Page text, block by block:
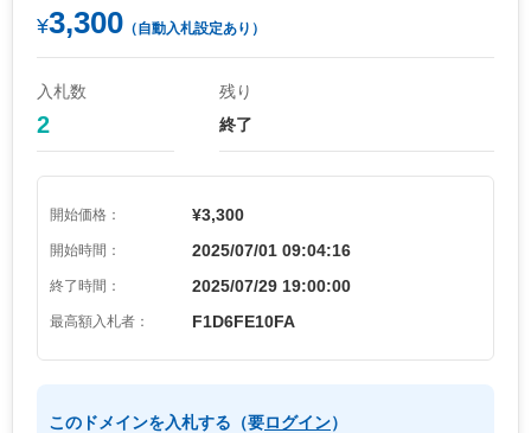
¥3,300 （自動入札設定あり）
入札数
2
残り
終了
開始価格： ¥3,300
開始時間： 2025/07/01 09:04:16
終了時間： 2025/07/29 19:00:00
最高額入札者： F1D6FE10FA
このドメインを入札する（要ログイン）